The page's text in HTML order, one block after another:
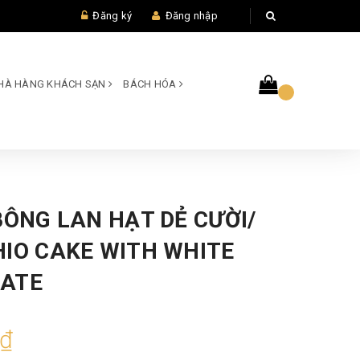
Đăng ký Đăng nhập
HÀNG KHÁCH SẠN BÁCH HÓA
LAN HẠT DẺ CƯỜI/
CAKE WITH WHITE